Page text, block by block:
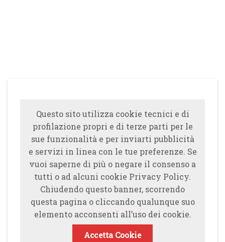
Questo sito utilizza cookie tecnici e di
profilazione propri e di terze parti per le
sue funzionalità e per inviarti pubblicità
e servizi in linea con le tue preferenze. Se
vuoi saperne di più o negare il consenso a
tutti o ad alcuni cookie Privacy Policy.
Chiudendo questo banner, scorrendo
questa pagina o cliccando qualunque suo
elemento acconsenti all’uso dei cookie.
Accetta Cookie